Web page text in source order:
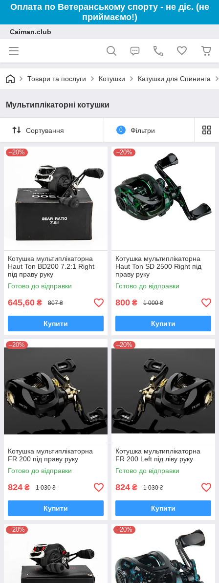
Оплата по Ветеранському спорту - не діє. (не
приймаємо!)
Caiman.club
Товари та послуги Котушки Катушки для Спининга
Мультиплікаторні котушки
Сортування 0 Фільтри
–20%
Котушка мультиплікаторна
Haut Ton BD200 7.2:1 Right
під праву руку
Готово до відправки
645,60 ₴ 807 ₴
Купити
–20%
Котушка мультиплікаторна
Haut Ton SD 2500 Right під
праву руку
Готово до відправки
800 ₴ 1 000 ₴
Купити
–20%
Котушка мультиплікаторна
FR 200 під праву руку
Готово до відправки
824 ₴ 1 030 ₴
Купити
–20%
Котушка мультиплікаторна
FR 200 Left під ліву руку
Готово до відправки
824 ₴ 1 030 ₴
Купити
–20% –20%